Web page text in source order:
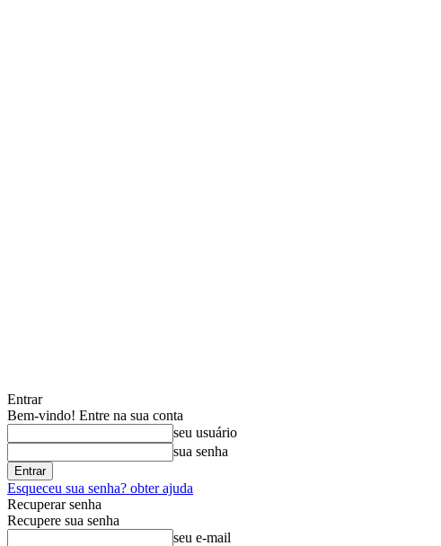
Entrar
Bem-vindo! Entre na sua conta
seu usuário
sua senha
Esqueceu sua senha? obter ajuda
Recuperar senha
Recupere sua senha
seu e-mail